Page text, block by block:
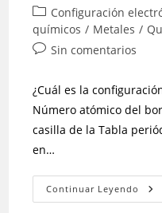
Configuración
químicos / Metales /
Sin comentarios
¿Cuál es la
Número atómico del
casilla de la Tabla
en…
Continuar Leyendo